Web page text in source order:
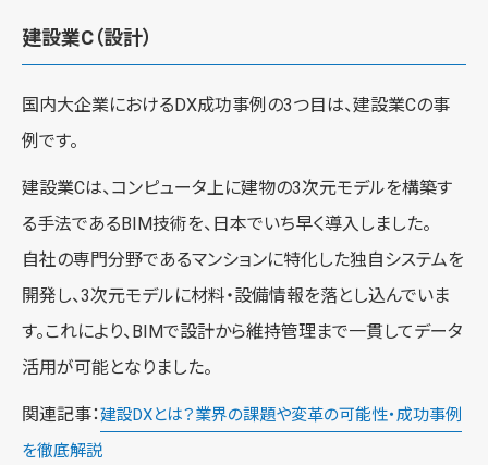
建設業C（設計）
国内大企業におけるDX成功事例の3つ目は、建設業Cの事
例です。
建設業Cは、コンピュータ上に建物の3次元モデルを構築す
る手法であるBIM技術を、日本でいち早く導入しました。
自社の専門分野であるマンションに特化した独自システムを
開発し、3次元モデルに材料・設備情報を落とし込んでいま
す。これにより、BIMで設計から維持管理まで一貫してデータ
活用が可能となりました。
関連記事：建設DXとは？業界の課題や変革の可能性・成功事例
を徹底解説